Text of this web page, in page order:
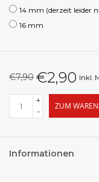
14 mm (derzeit leider
16 mm
€7,90 €2,90 Inkl.
+
-
ZUM
Informationen